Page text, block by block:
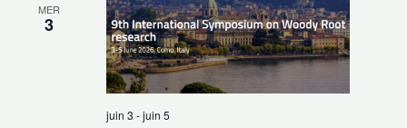
MER
3
juin 3 -juin 5